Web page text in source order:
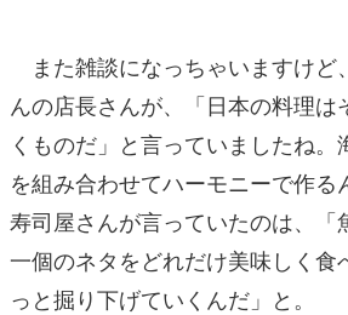
また雑談になっちゃいますけど
んの店長さんが、「日本の料理は
くものだ」と言っていましたね
を組み合わせてハーモニーで作る
寿司屋さんが言っていたのは、「
一個のネタをどれだけ美味しく食
っと掘り下げていくんだ」と。